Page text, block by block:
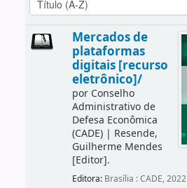
Mercados de
plataformas
digitais [recurso
eletrônico]/
por Conselho
Administrativo de
Defesa Econômica
(CADE)| Resende,
Guilherme Mendes
[Editor].
Editora: Brasília : CADE, 2022